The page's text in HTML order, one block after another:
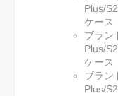
Plus/
ケース
ブラン
Plus/
ケース
ブラン
Plus/